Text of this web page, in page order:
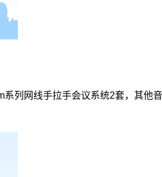
列网线手拉手会议系统2套，其他